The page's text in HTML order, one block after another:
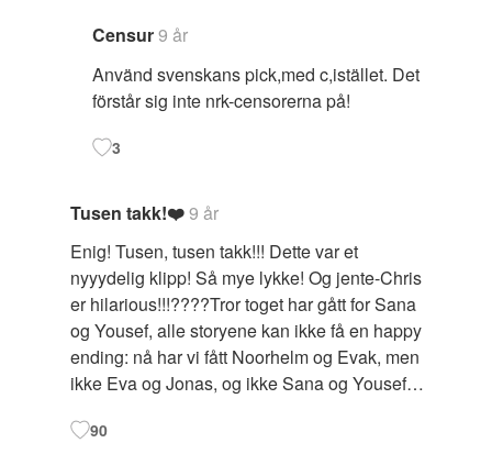
Censur9 år
Använd svenskans pick,med c,istället. Det
förstår sig inte nrk-censorerna på!
3
Tusen takk!❤️9 år
Enig! Tusen, tusen takk!!! Dette var et
nyyydelig klipp! Så mye lykke! Og jente-Chris
er hilarious!!!????Tror toget har gått for Sana
og Yousef, alle storyene kan ikke få en happy
ending: nå har vi fått Noorhelm og Evak, men
ikke Eva og Jonas, og ikke Sana og Yousef…
90